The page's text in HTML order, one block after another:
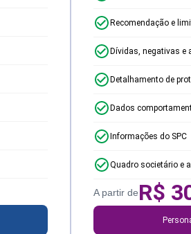
Recomendação e
Dívidas, negativas e
Detalhamento de
Dados
Informações do SPC
Quadro societário e
A partir deR$